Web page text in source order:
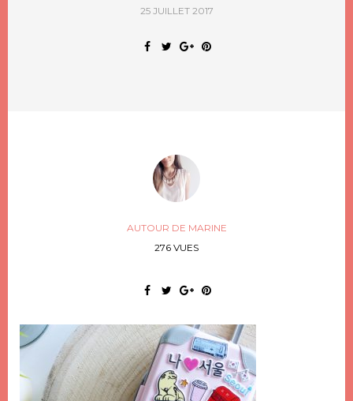
25 JUILLET 2017
AUTOUR DE MARINE
276 VUES